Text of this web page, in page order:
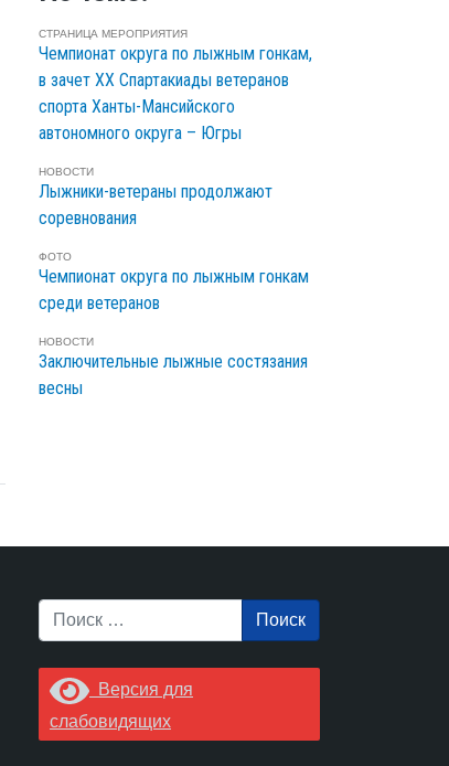
СТРАНИЦА МЕРОПРИЯТИЯ
Чемпионат округа по лыжным гонкам,
в зачет XX Спартакиады ветеранов
спорта Ханты-Мансийского
автономного округа – Югры
НОВОСТИ
Лыжники-ветераны продолжают
соревнования
ФОТО
Чемпионат округа по лыжным гонкам
среди ветеранов
НОВОСТИ
Заключительные лыжные состязания
весны
Поиск
Версия для
слабовидящих